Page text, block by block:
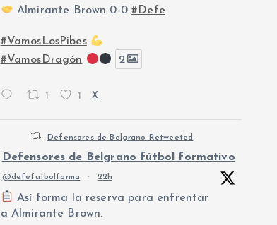
Almirante Brown 0-0#Defe
#VamosLosPibes
#VamosDragón
2
1 1 X
Defensores de Belgrano Retweeted
Defensores de Belgrano fútbol formativo
@defefutbolforma · 22h
Así forma la reserva para enfrentar
a Almirante Brown.